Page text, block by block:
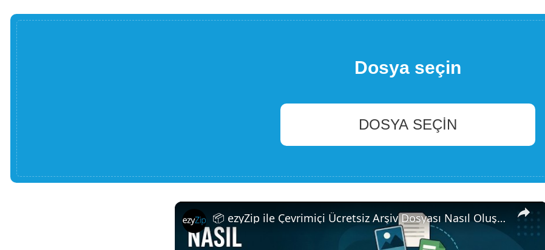
Dosya seçin
DOSYA SEÇIN
×
📦 ezyZip ile Çevrimiçi Ücretsiz Arşiv Dosyası Nasıl Oluşturulur | Yazılım Kurulumu Gerekmez